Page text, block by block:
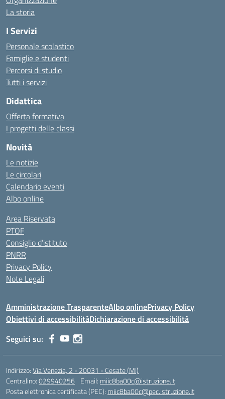
La storia
I Servizi
Personale scolastico
Famiglie e studenti
Percorsi di studio
Tutti i servizi
Didattica
Offerta formativa
I progetti delle classi
Novità
Le notizie
Le circolari
Calendario eventi
Albo online
Area Riservata
PTOF
Consiglio d’istituto
PNRR
Privacy Policy
Note Legali
Amministrazione TrasparenteAlbo onlinePrivacy Policy
Obiettivi di accessibilitàDichiarazione di accessibilità
Seguici su:
Indirizzo:Via Venezia, 2 - 20031 - Cesate (MI)
Centralino:029940256 Email: miic8ba00c@istruzione.it
Posta elettronica certificata (PEC): miic8ba00c@pec.istruzione.it